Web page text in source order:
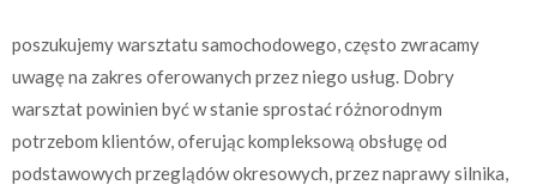
poszukujemy warsztatu samochodowego, często zwracamy
uwagę na zakres oferowanych przez niego usług. Dobry
warsztat powinien być w stanie sprostać różnorodnym
potrzebom klientów, oferując kompleksową obsługę od
podstawowych przeglądów okresowych, przez naprawy silnika,